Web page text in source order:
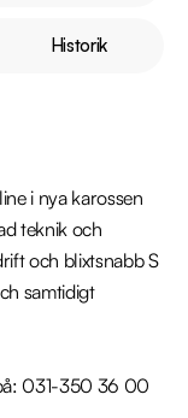
Historik
i nya karossen
teknik och
och blixtsnabb S
samtidigt
031-350 36 00